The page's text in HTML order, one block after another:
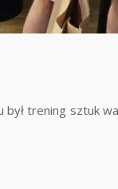
był trening sztuk